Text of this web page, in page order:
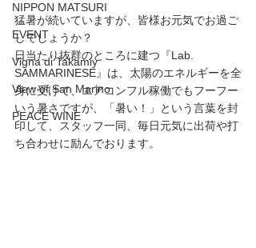
NIPPON MATSURI
EVENT
Vigna di Takamiy
View of San Marino
PEACE WINE
猛暑が続いていますが、皆様お元気でお過ご
しでしょうか？
日当たり抜群のところに建つ『Lab.
SAMMARINESE』は、太陽のエネルギーを全
身に受けて、エアコンフル稼働でもフーフー
いう暑さですが、「暑い！」という言葉を封
印して、スタッフ一同、毎日元気に出荷や打
ち合わせに励んでおります。